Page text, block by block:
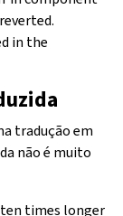
in the
tradução em
não é muito
times longer